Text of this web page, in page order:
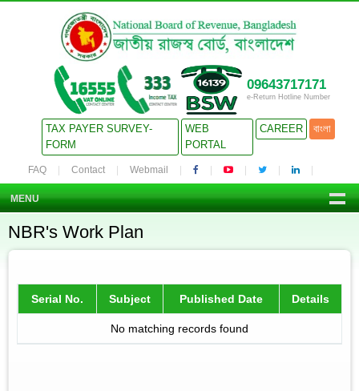
09643717171
e-Return Hotline Number
TAX PAYER SURVEY-
FORM
WEB
PORTAL
CAREER বাংলা
FAQ Contact Webmail
MENU
NBR's Work Plan
Serial No. Subject Published Date Details
No matching records found